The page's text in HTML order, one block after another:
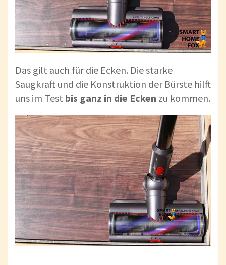
Das gilt auch für die Ecken. Die starke
Saugkraft und die Konstruktion der Bürste hilft
uns im Test bis ganz in die Ecken zu kommen.